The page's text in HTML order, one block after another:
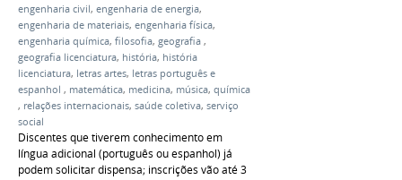
engenharia civil, engenharia de energia,
engenharia de materiais, engenharia física,
engenharia química, filosofia, geografia ,
geografia licenciatura, história, história
licenciatura, letras artes, letras português e
espanhol , matemática, medicina, música, química
, relações internacionais, saúde coletiva, serviço
social
Discentes que tiverem conhecimento em
língua adicional (português ou espanhol) já
podem solicitar dispensa; inscrições vão até 3